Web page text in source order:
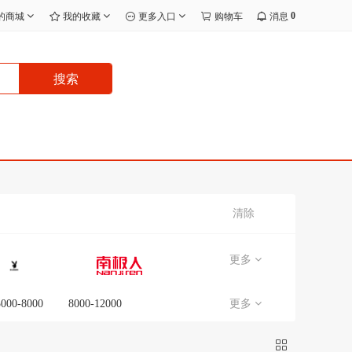
商城 我的收藏 更多入口 购物车 消息 0
搜索
清除
更多
8000 8000-12000 更多